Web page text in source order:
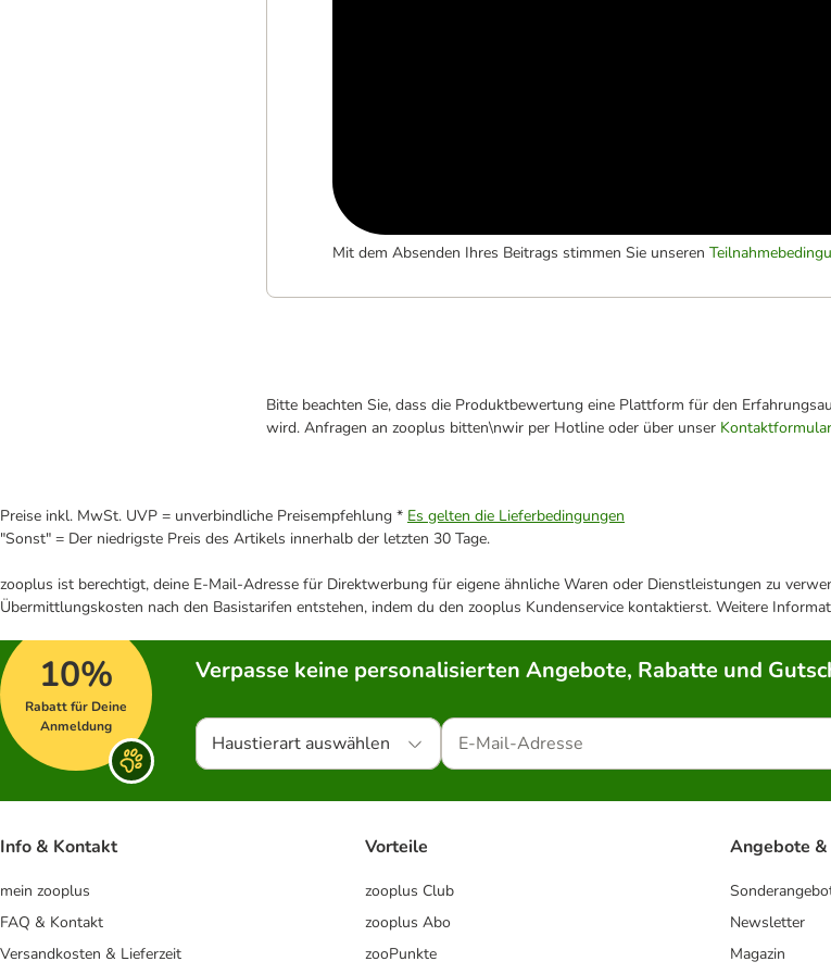
Mit dem Absenden Ihres Beitrags stimmen Sie unseren
Bitte beachten Sie, dass die Produktbewertung eine Plattform für den
wird. Anfragen an zooplus bitten\nwir per Hotline oder über unser Kontaktformular
Preise inkl. MwSt. UVP = unverbindliche Preisempfehlung * Es gelten die Lieferbedingungen
"Sonst" = Der niedrigste Preis des Artikels innerhalb der letzten 30 Tage.
zooplus ist berechtigt, deine E-Mail-Adresse für Direktwerbung für eigene ähnliche Waren oder Dienstleistungen zu
Übermittlungskosten nach den Basistarifen entstehen, indem du den zooplus Kundenservice kontaktierst. Weitere
10%
Rabatt für Deine
Anmeldung
Verpasse keine personalisierten Angebote, Rabatte und
Haustierart auswählen
Info & Kontakt
mein zooplus
FAQ & Kontakt
Versandkosten & Lieferzeit
Vorteile
zooplus Club
zooplus Abo
zooPunkte
Angebote &
Newsletter
Magazin